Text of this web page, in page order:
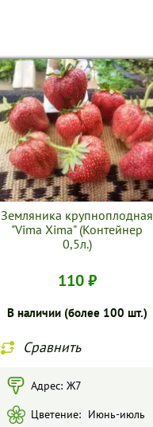
Земляника крупноплодная
"Vima Xima" (Контейнер
0,5л.)
110 ₽
В наличии (более 100 шт.)
Сравнить
Адрес: Ж7
Цветение: Июнь-июль